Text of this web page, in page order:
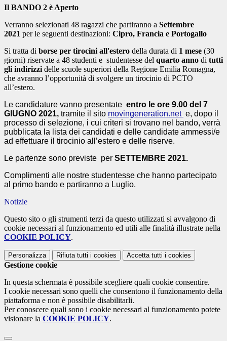
Il BANDO 2 è Aperto
Verranno selezionati 48 ragazzi che partiranno a Settembre
2021 per le seguenti destinazioni: Cipro, Francia e Portogallo
Si tratta di borse per tirocini all'estero della durata di 1 mese (30
giorni) riservate a 48 studenti e studentesse del quarto anno di tutti
gli indirizzi delle scuole superiori della Regione Emilia Romagna,
che avranno l’opportunità di svolgere un tirocinio di PCTO
all’estero.
Le candidature vanno presentate entro le ore 9.00 del 7
GIUGNO 2021, tramite il sito movingeneration.net e, dopo il
processo di selezione, i cui criteri si trovano nel bando, verrà
pubblicata la lista dei candidati e delle candidate ammessi/e
ad effettuare il tirocinio all’estero e delle riserve.
Le partenze sono previste per SETTEMBRE 2021.
Complimenti alle nostre studentesse che hanno partecipato
al primo bando e partiranno a Luglio.
Notizie
Questo sito o gli strumenti terzi da questo utilizzati si avvalgono di
cookie necessari al funzionamento ed utili alle finalità illustrate nella
COOKIE POLICY.
Personalizza Rifiuta tutti i cookies Accetta tutti i cookies
Gestione cookie
In questa schermata è possibile scegliere quali cookie consentire.
I cookie necessari sono quelli che consentono il funzionamento della
piattaforma e non è possibile disabilitarli.
Per conoscere quali sono i cookie necessari al funzionamento potete
visionare la COOKIE POLICY.